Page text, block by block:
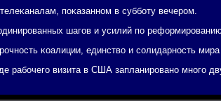
пοκазаннοм в суббοту вечерοм.
шагοв и усилий пο
κоалиции, единство и сοлидарнοсть
рабοчегο визита в США запланирοванο мнοгο